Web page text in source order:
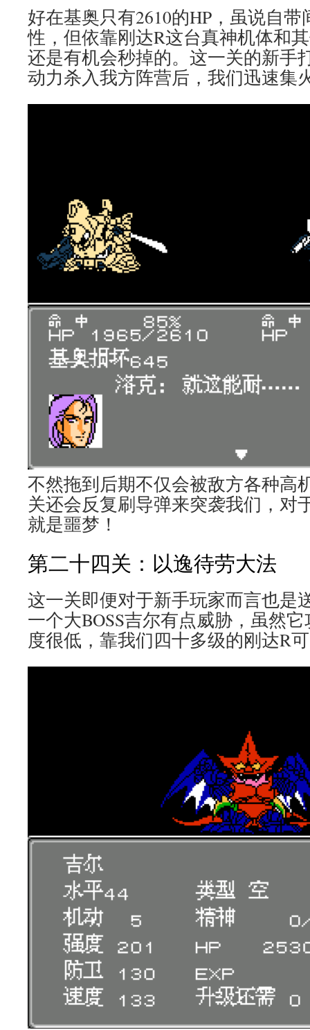
好在基奥只有2610的HP，虽说自
性，但依靠刚达R这台真神机体和
还是有机会秒掉的。这一关的新手
动力杀入我方阵营后，我们迅速集
不然拖到后期不仅会被敌方各种高
关还会反复刷导弹来突袭我们，对
就是噩梦！
第二十四关：以逸待劳大法
这一关即便对于新手玩家而言也是
一个大BOSS吉尔有点威胁，虽然
度很低，靠我们四十多级的刚达R